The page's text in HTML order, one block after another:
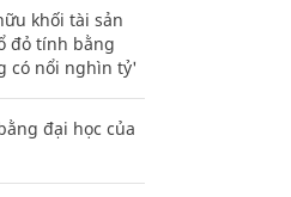
khối tài sản
đỏ tính bằng
có nổi nghìn tỷ'
đại học của